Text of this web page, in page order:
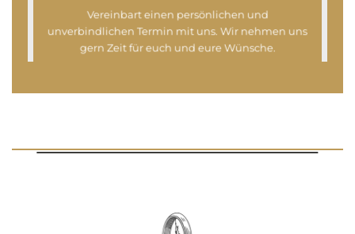
Vereinbart einen persönlichen und
unverbindlichen Termin mit uns. Wir nehmen uns
gern Zeit für euch und eure Wünsche.